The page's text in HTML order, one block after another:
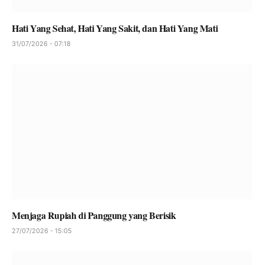
Hati Yang Sehat, Hati Yang Sakit, dan Hati Yang Mati
31/07/2026 - 07:18
Menjaga Rupiah di Panggung yang Berisik
27/07/2026 - 15:05